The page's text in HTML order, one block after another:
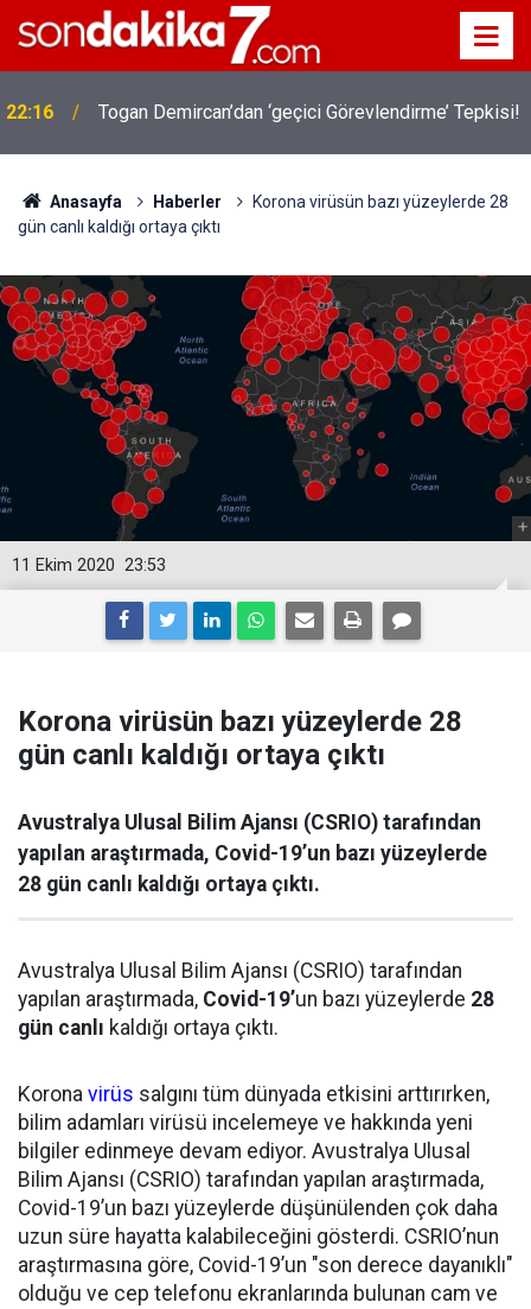
22:16 Togan Demircan’dan ‘geçici Görevlendirme’ Tepkisi!
Anasayfa Haberler
Korona virüsün bazı yüzeylerde 28
gün canlı kaldığı ortaya çıktı
23:53
11 Ekim 2020
Korona virüsün bazı yüzeylerde 28
gün canlı kaldığı ortaya çıktı
Avustralya Ulusal Bilim Ajansı (CSRIO) tarafından
yapılan araştırmada, Covid-19’un bazı yüzeylerde
28 gün canlı kaldığı ortaya çıktı.
Avustralya Ulusal Bilim Ajansı (CSRIO) tarafından
yapılan araştırmada, Covid-19’un bazı yüzeylerde 28
gün canlı kaldığı ortaya çıktı.
Korona virüs salgını tüm dünyada etkisini arttırırken,
bilim adamları virüsü incelemeye ve hakkında yeni
bilgiler edinmeye devam ediyor. Avustralya Ulusal
Bilim Ajansı (CSRIO) tarafından yapılan araştırmada,
Covid-19’un bazı yüzeylerde düşünülenden çok daha
uzun süre hayatta kalabileceğini gösterdi. CSRIO’nun
araştırmasına göre, Covid-19’un "son derece dayanıklı"
olduğu ve cep telefonu ekranlarında bulunan cam ve